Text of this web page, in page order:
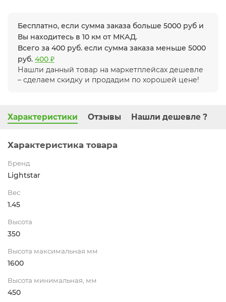
Бесплатно, если сумма заказа больше 5000 руб и
Вы находитесь в 10 км от МКАД.
Всего за 400 руб. если сумма заказа меньше 5000
руб. 400 ₽
Нашли данный товар на маркетплейсах дешевле
– сделаем скидку и продадим по хорошей цене!
Характеристики Отзывы Нашли дешевле ?
Характеристика товара
Бренд
Lightstar
Вес
1.45
Высота
350
Высота максимальная мм
1600
Высота минимальная, мм
450